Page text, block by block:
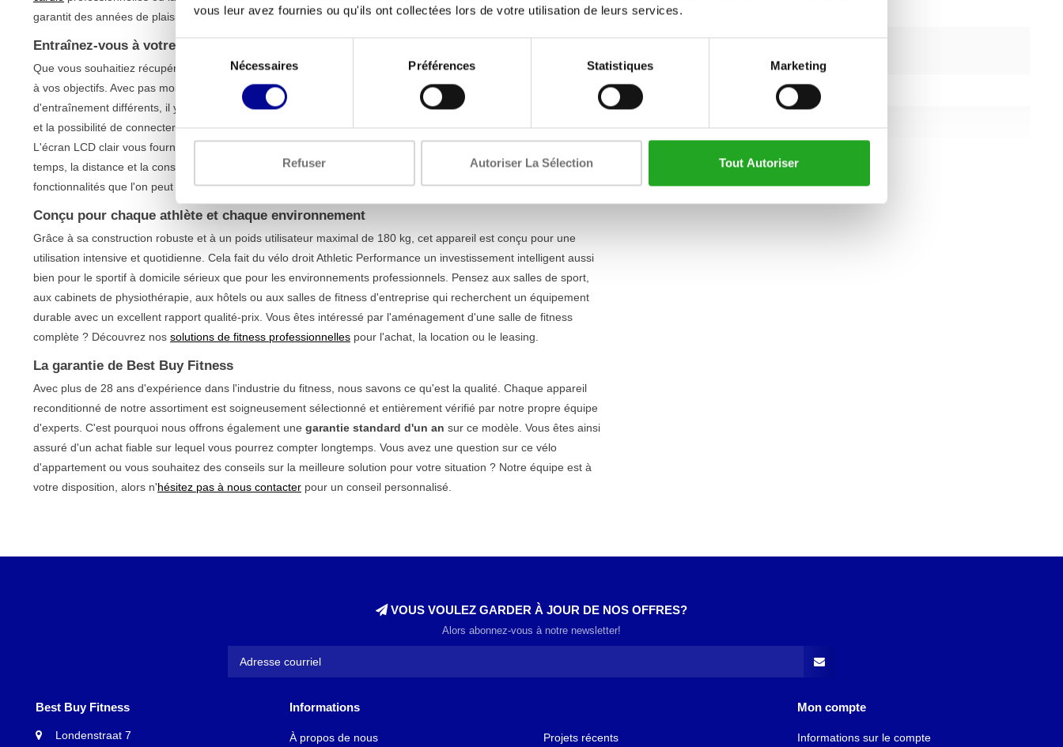
vous leur avez fournies ou qu'ils ont collectées lors de votre utilisation de leurs services.
Sélection
du
consentement
Nécessaires Préférences Statistiques Marketing
Refuser Autoriser La Sélection Tout Autoriser
garantit des années de plaisir d'entraînement.
Entraînez-vous à votre niveau avec le vélo droit Athletic Performance
Que vous souhaitiez récupérer tranquillement ou vous donner à fond, ce vélo d'appartement s'adapte sans effort
à vos objectifs. Avec pas moins de
25 niveaux de résistance réglables électroniquement
d'entraînement différents, il y a toujours un défi qui vous convient. Les capteurs de fréquence cardiaque intégrés
et la possibilité de connecter une ceinture pectorale vous aident à vous entraîner de manière ciblée et efficace.
L'écran LCD clair vous fournit toutes les informations importantes pendant votre entraînement, telles que le
temps, la distance et la consommation de calories. Ce vélo droit Athletic Performance offre ainsi toutes les
fonctionnalités que l'on peut attendre desvélos droitsprofessionnels.
Conçu pour chaque athlète et chaque environnement
Grâce à sa construction robuste et à un poids utilisateur maximal de 180 kg, cet appareil est conçu pour une
utilisation intensive et quotidienne. Cela fait du vélo droit Athletic Performance un investissement intelligent aussi
bien pour le sportif à domicile sérieux que pour les environnements professionnels. Pensez aux salles de sport,
aux cabinets de physiothérapie, aux hôtels ou aux salles de fitness d'entreprise qui recherchent un équipement
durable avec un excellent rapport qualité-prix. Vous êtes intéressé par l'aménagement d'une salle de fitness
complète ? Découvrez nos solutions de fitness professionnelles pour l'achat, la location ou le leasing.
La garantie de Best Buy Fitness
Avec plus de 28 ans d'expérience dans l'industrie du fitness, nous savons ce qu'est la qualité. Chaque appareil
reconditionné de notre assortiment est soigneusement sélectionné et entièrement vérifié par notre propre équipe
d'experts. C'est pourquoi nous offrons également une garantie standard d'un an sur ce modèle. Vous êtes ainsi
assuré d'un achat fiable sur lequel vous pourrez compter longtemps. Vous avez une question sur ce vélo
d'appartement ou vous souhaitez des conseils sur la meilleure solution pour votre situation ? Notre équipe est à
votre disposition, alors n'hésitez pas à nous contacter pour un conseil personnalisé.
possible
Affichage lcd
all specifications
VOUS VOULEZ GARDER À JOUR DE NOS OFFRES?
Alors abonnez-vous à notre newsletter!
Best Buy Fitness
Londenstraat 7
Informations
À propos de nous Projets récents
Mon compte
Informations sur le compte